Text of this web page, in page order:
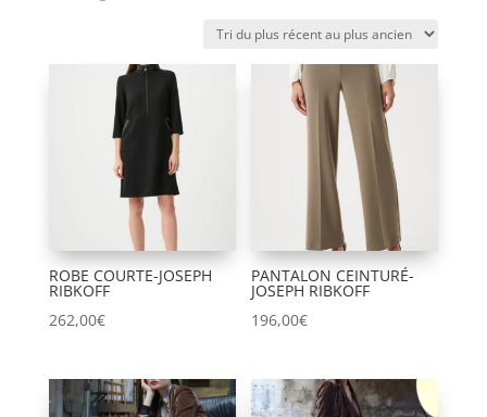
plus
récent
au
plus
ancien
ROBE COURTE-JOSEPH
RIBKOFF
262,00€
PANTALON CEINTURÉ-
JOSEPH RIBKOFF
196,00€